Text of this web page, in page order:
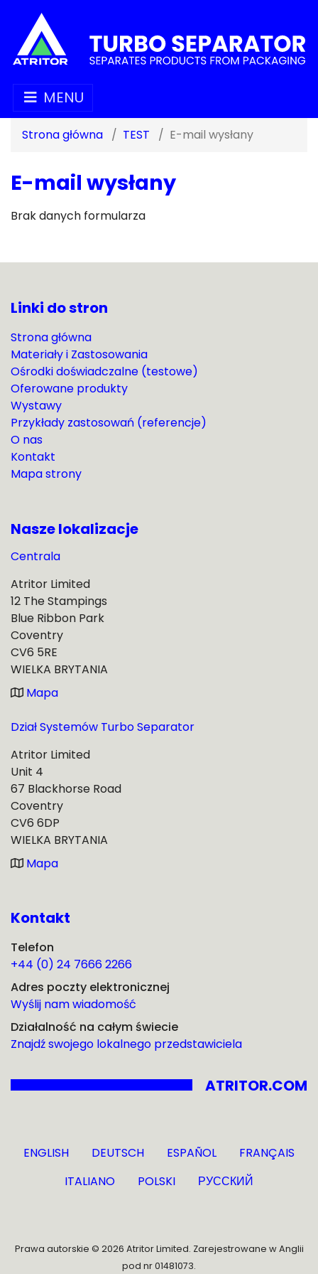
MENU
Strona główna TEST E-mail wysłany
E-mail wysłany
Brak danych formularza
Linki do stron
Strona główna
Materiały i Zastosowania
Ośrodki doświadczalne (testowe)
Oferowane produkty
Wystawy
Przykłady zastosowań (referencje)
O nas
Kontakt
Mapa strony
Nasze lokalizacje
Centrala
Atritor Limited
12 The Stampings
Blue Ribbon Park
Coventry
CV6 5RE
WIELKA BRYTANIA
Mapa
Dział Systemów Turbo Separator
Atritor Limited
Unit 4
67 Blackhorse Road
Coventry
CV6 6DP
WIELKA BRYTANIA
Mapa
Kontakt
Telefon
+44 (0) 24 7666 2266
Adres poczty elektronicznej
Wyślij nam wiadomość
Działalność na całym świecie
Znajdź swojego lokalnego przedstawiciela
ATRITOR.COM
ENGLISH DEUTSCH ESPAÑOL
FRANÇAIS
ITALIANO
POLSKI РУССКИЙ
Prawa autorskie © 2026 Atritor Limited. Zarejestrowane w Anglii
pod nr 01481073.